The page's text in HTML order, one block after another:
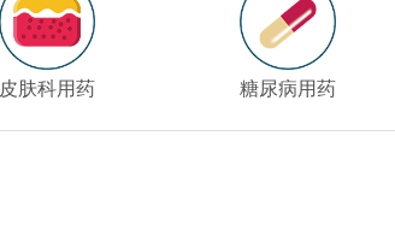
皮肤科用药 糖尿病用药